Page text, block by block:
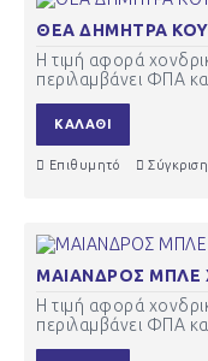
ΘΕΑ ΔΗΜΗΤΡΑ
Η τιμή αφορά
περιλαμβάνει ΦΠΑ
ΚΑΛΆΘΙ
Επιθυμητό Σύγκριση
ΜΑΙΑΝΔΡΟΣ ΜΠΛΕ
Η τιμή αφορά
περιλαμβάνει ΦΠΑ